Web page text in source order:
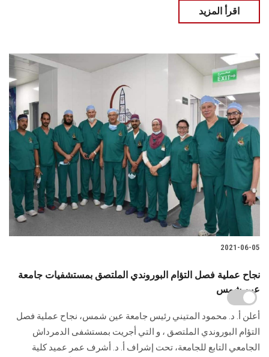
اقرأ المزيد
2021-06-05
نجاح عملية فصل التؤام البوروندي الملتصق بمستشفيات جامعة
عين شمس
أعلن أ. د. محمود المتيني رئيس جامعة عين شمس، نجاح عملية فصل
التؤام البوروندي الملتصق ، و التي أجريت بمستشفى الدمرداش
الجامعي التابع للجامعة، تحت إشراف أ. د. أشرف عمر عميد كلية